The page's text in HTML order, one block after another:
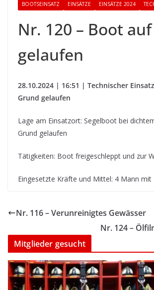
BOOTSEINSATZ EINSÄTZE EINSÄTZE 2024
Nr. 120 – Boot
gelaufen
28.10.2024 | 16:51 | Technischer
Grund gelaufen
Lage am Einsatzort: Segelboot bei
Grund gelaufen
Tätigkeiten: Boot freigeschleppt und zur
Eingesetzte Kräfte und Mittel: 4 Mann mit
Nr. 116 – Verunreinigtes Gewässer
Nr. 124 –
Mitglieder gesucht